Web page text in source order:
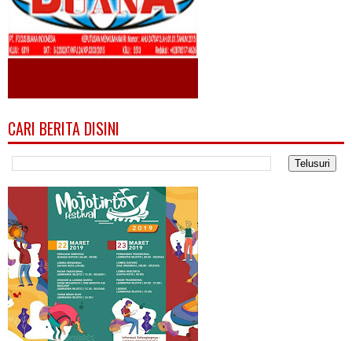
CARI BERITA DISINI